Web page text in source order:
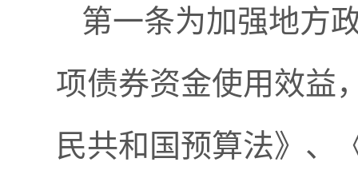
第一条为加强地方
项债券资金使用效益
民共和国预算法》、